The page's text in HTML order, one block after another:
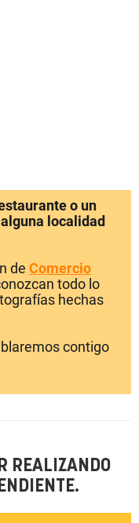
o un
localidad
de Comercio
todo lo
hechas
contigo
REALIZANDO